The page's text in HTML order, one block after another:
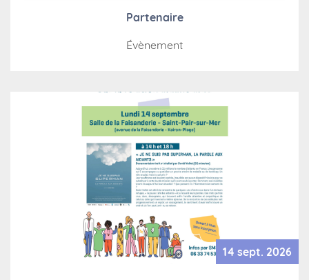
Partenaire
Évènement
14 sept. 2026